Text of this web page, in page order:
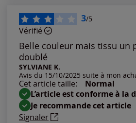
3/5
Vérifié
Belle couleur mais tissu un
doublé
SYLVIANE K.
Avis du 15/10/2025 suite à mon
Cet article taille:
Normal
L’article est conforme à la
Je recommande cet article
Signaler